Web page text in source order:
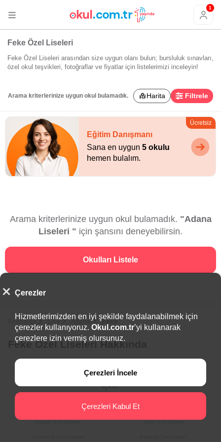
1
Feke Özel Liseleri
Feke Özel Liseleri arasından size uygun olanı bulun; bursluluk sınavları,
özel okul teşvikleri, fotoğraflar ve fiyatlar için listelerimizi inceleyin!
Arama kriterlerinize uygun okul bulamadık. Harita Filtrele
Ücretsiz
Eğitim Danışmanı
Sana en uygun5 okulu
hemen bulalım.
Arama kriterlerinize uygun okul bulamadık. "Adana
Liseleri " için şansını deneyebilirsin.
Okulları Listele
Anasayfa Lise Adana Feke
Feke Özel Liseleri Hakkında
İlçeler
Çerezler
Hizmetlerimizden en iyi şekilde faydalanabilmek için
çerezler kullanıyoruz. Okul.com.tr’yi kullanarak
çerezlere izin vermiş olursunuz.
Çerezleri İncele
Çerezleri Kabul Et